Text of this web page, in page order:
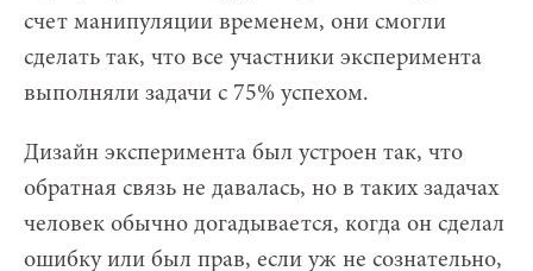
счет манипуляции временем, они смогли
сделать так, что все участники эксперимента
выполняли задачи с 75% успехом.
Дизайн эксперимента был устроен так, что
обратная связь не давалась, но в таких задачах
человек обычно догадывается, когда он сделал
ошибку или был прав, если уж не сознательно,